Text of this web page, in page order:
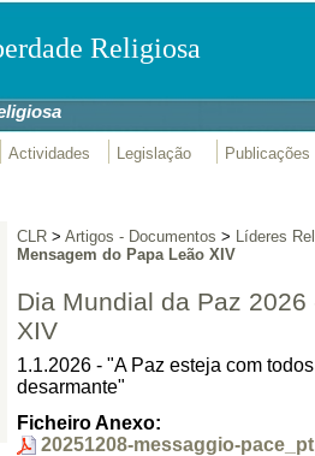
Religiosa
Actividades Legislação Publicações
CLR> Artigos - Documentos > Líderes
Mensagem do Papa Leão XIV
Dia Mundial da Paz
XIV
1.1.2026 - "A Paz esteja com
desarmante"
Ficheiro Anexo:
20251208-messaggio-